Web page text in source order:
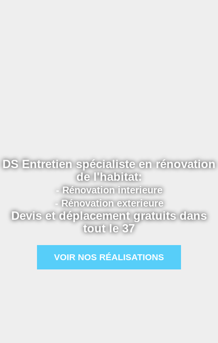
DS Entretien spécialiste en rénovation
de l'habitat:
- Rénovation interieure
- Rénovation exterieure
Devis et déplacement gratuits dans
tout le 37
VOIR NOS RÉALISATIONS